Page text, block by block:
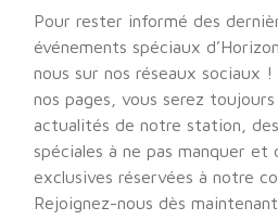
Pour rester informé des
événements spéciaux
nous sur nos réseaux sociaux !
nos pages, vous serez
actualités de notre station,
spéciales à ne pas manquer et
exclusives réservées à notre
Rejoignez-nous dès